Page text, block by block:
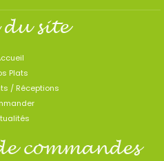
site
Plats
/ Réceptions
commandes